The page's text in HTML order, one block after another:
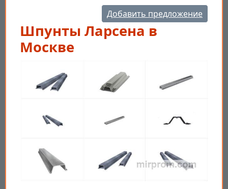
Добавить предложение
Шпунты Ларсена в
Москве